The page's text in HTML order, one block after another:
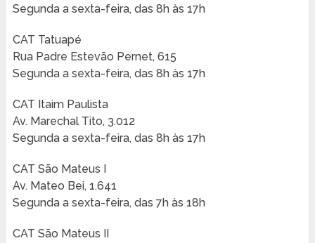
Segunda a sexta-feira, das 8h às 17h
CAT Tatuapé
Rua Padre Estevão Pernet, 615
Segunda a sexta-feira, das 8h às 17h
CAT Itaim Paulista
Av. Marechal Tito, 3.012
Segunda a sexta-feira, das 8h às 17h
CAT São Mateus I
Av. Mateo Bei, 1.641
Segunda a sexta-feira, das 7h às 18h
CAT São Mateus II